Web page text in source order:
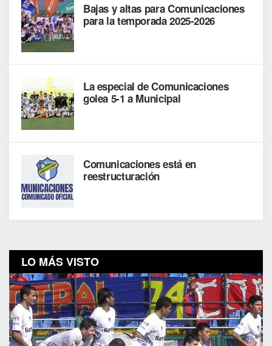
Bajas y altas para Comunicaciones
para la temporada 2025-2026
La especial de Comunicaciones
golea 5-1 a Municipal
Comunicaciones está en
reestructuración
LO MÁS VISTO